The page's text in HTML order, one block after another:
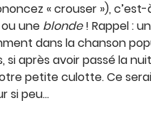
« crouser »),
ou une blonde! Rappel : un
dans la chanson
après avoir passé la
petite culotte. Ce
si peu…